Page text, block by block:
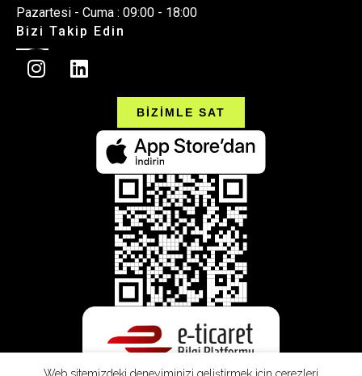
Pazartesi - Cuma : 09:00 - 18:00
Bizi Takip Edin
BİZİMLE SAT